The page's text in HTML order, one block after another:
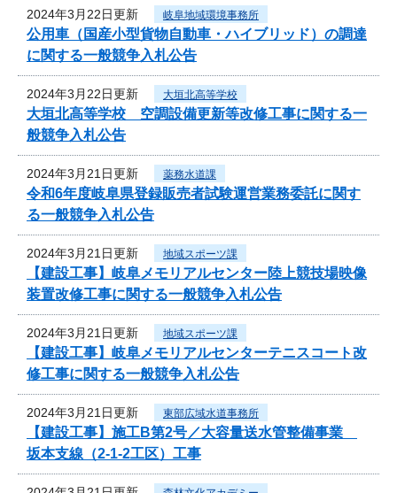
2024年3月22日更新 岐阜地域環境事務所
公用車（国産小型貨物自動車・ハイブリッド）の調達
に関する一般競争入札公告
2024年3月22日更新 大垣北高等学校
大垣北高等学校 空調設備更新等改修工事に関する一
般競争入札公告
2024年3月21日更新 薬務水道課
令和6年度岐阜県登録販売者試験運営業務委託に関す
る一般競争入札公告
2024年3月21日更新 地域スポーツ課
【建設工事】岐阜メモリアルセンター陸上競技場映像
装置改修工事に関する一般競争入札公告
2024年3月21日更新 地域スポーツ課
【建設工事】岐阜メモリアルセンターテニスコート改
修工事に関する一般競争入札公告
2024年3月21日更新 東部広域水道事務所
【建設工事】施工B第2号／大容量送水管整備事業
坂本支線（2-1-2工区）工事